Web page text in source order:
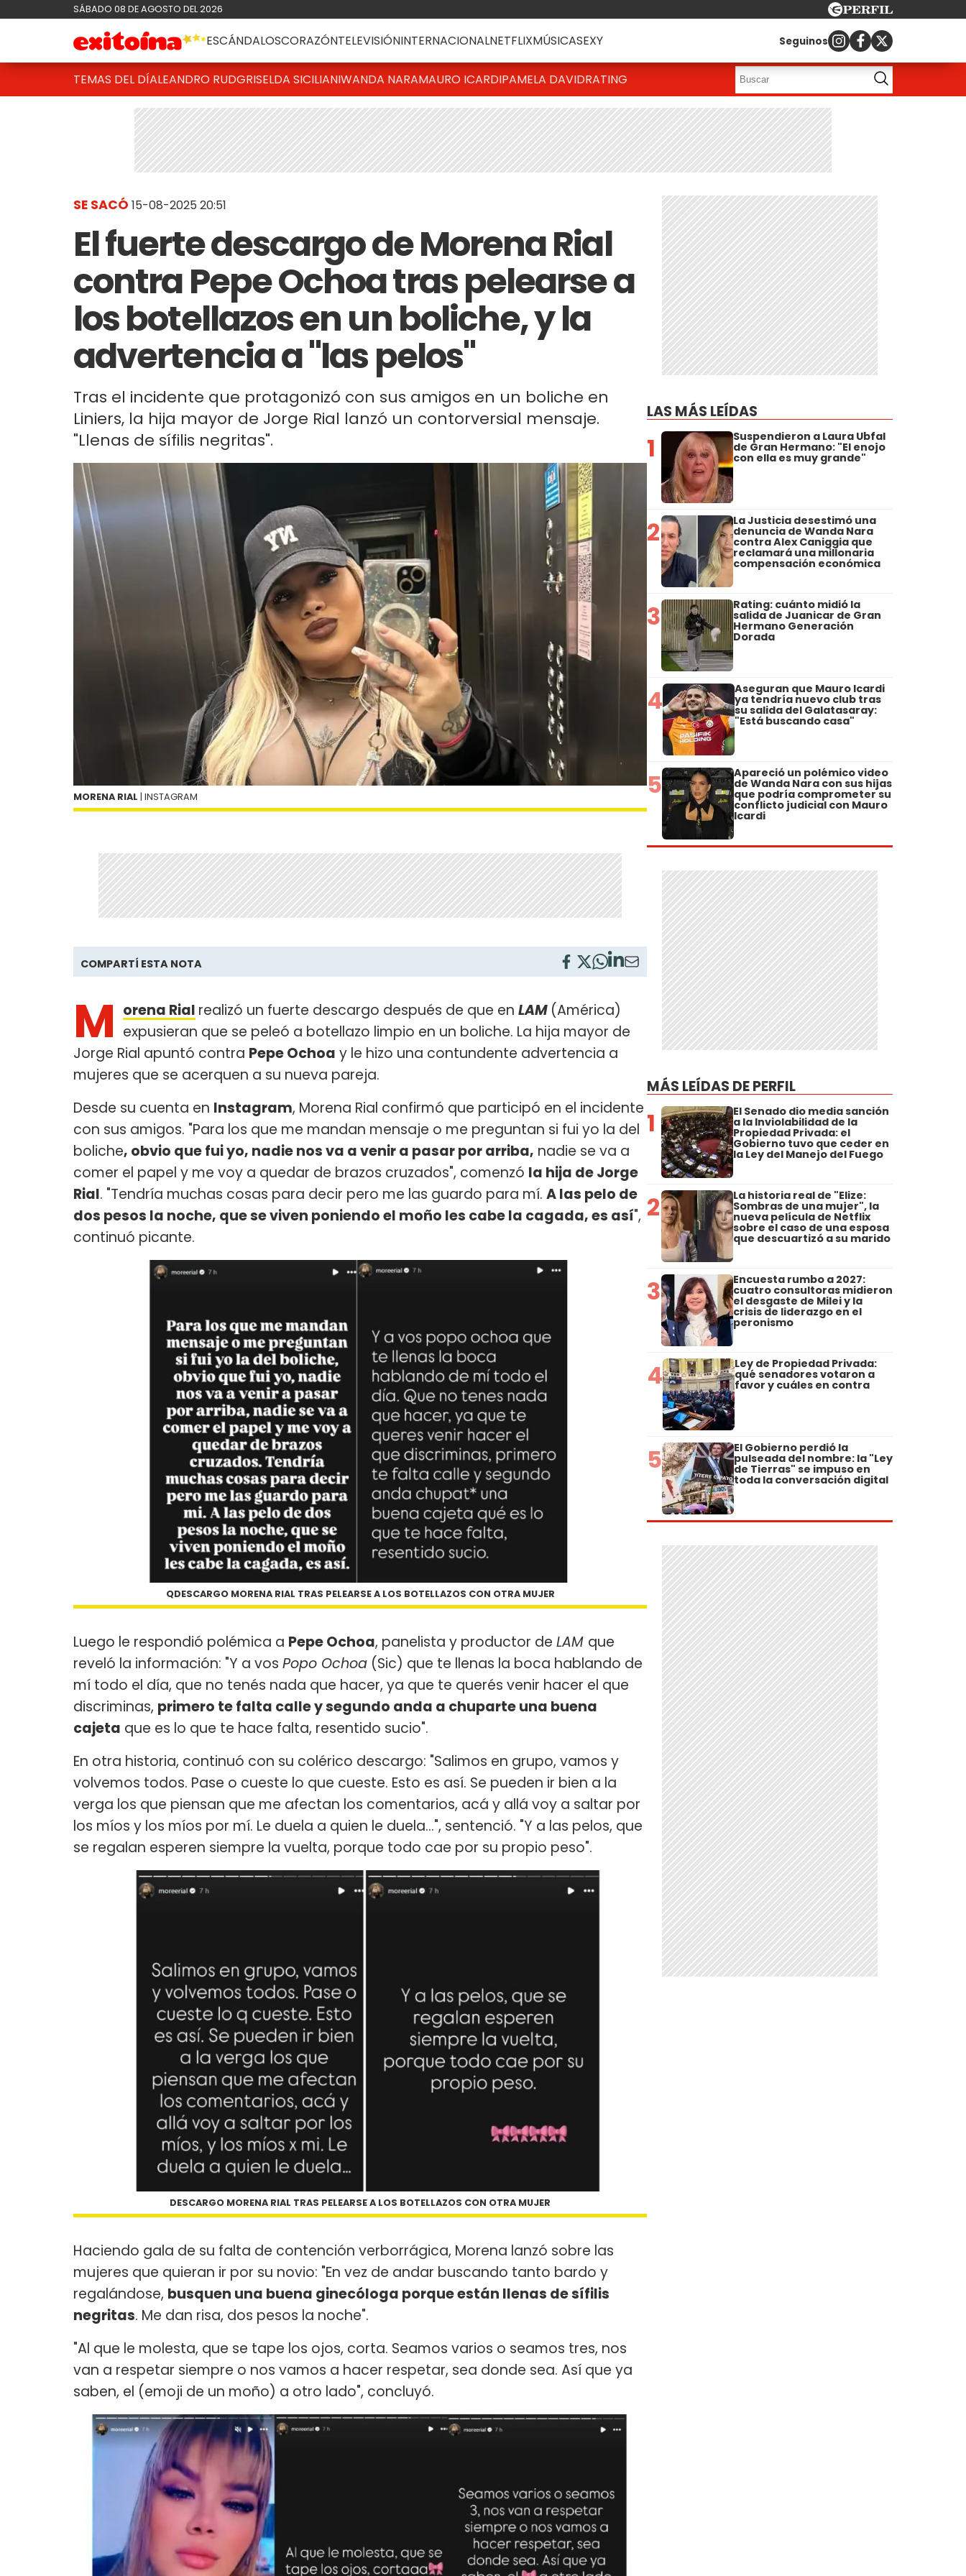
SÁBADO 08 DE AGOSTO DEL 2026
ESCÁNDALOSCORAZÓNTELEVISIÓNINTERNACIONALNETFLIXMÚSICASEXY Seguinos
TEMAS DEL DÍALEANDRO RUDGRISELDA SICILIANIWANDA NARAMAURO ICARDIPAMELA DAVIDRATING
SE SACÓ 15-08-2025 20:51
El fuerte descargo de Morena Rial
contra Pepe Ochoa tras pelearse a
los botellazos en un boliche, y la
advertencia a "las pelos"
Tras el incidente que protagonizó con sus amigos en un boliche en
Liniers, la hija mayor de Jorge Rial lanzó un contorversial mensaje.
"Llenas de sífilis negritas".
MORENA RIAL | INSTAGRAM
COMPARTÍ ESTA NOTA
M orena Rial realizó un fuerte descargo después de que en LAM (América)
expusieran que se peleó a botellazo limpio en un boliche. La hija mayor de
Jorge Rial apuntó contra Pepe Ochoa y le hizo una contundente advertencia a
mujeres que se acerquen a su nueva pareja.
Desde su cuenta en Instagram, Morena Rial confirmó que participó en el incidente
con sus amigos. "Para los que me mandan mensaje o me preguntan si fui yo la del
boliche, obvio que fui yo, nadie nos va a venir a pasar por arriba, nadie se va a
comer el papel y me voy a quedar de brazos cruzados", comenzó la hija de Jorge
Rial. "Tendría muchas cosas para decir pero me las guardo para mí. A las pelo de
dos pesos la noche, que se viven poniendo el moño les cabe la cagada, es así",
continuó picante.
QDESCARGO MORENA RIAL TRAS PELEARSE A LOS BOTELLAZOS CON OTRA MUJER
Luego le respondió polémica a Pepe Ochoa, panelista y productor de LAM que
reveló la información: "Y a vos Popo Ochoa (Sic) que te llenas la boca hablando de
mí todo el día, que no tenés nada que hacer, ya que te querés venir hacer el que
discriminas, primero te falta calle y segundo anda a chuparte una buena
cajeta que es lo que te hace falta, resentido sucio".
En otra historia, continuó con su colérico descargo: "Salimos en grupo, vamos y
volvemos todos. Pase o cueste lo que cueste. Esto es así. Se pueden ir bien a la
verga los que piensan que me afectan los comentarios, acá y allá voy a saltar por
los míos y los míos por mí. Le duela a quien le duela...", sentenció. "Y a las pelos, que
se regalan esperen siempre la vuelta, porque todo cae por su propio peso".
DESCARGO MORENA RIAL TRAS PELEARSE A LOS BOTELLAZOS CON OTRA MUJER
Haciendo gala de su falta de contención verborrágica, Morena lanzó sobre las
mujeres que quieran ir por su novio: "En vez de andar buscando tanto bardo y
regalándose, busquen una buena ginecóloga porque están llenas de sífilis
negritas. Me dan risa, dos pesos la noche".
"Al que le molesta, que se tape los ojos, corta. Seamos varios o seamos tres, nos
van a respetar siempre o nos vamos a hacer respetar, sea donde sea. Así que ya
saben, el (emoji de un moño) a otro lado", concluyó.
LAS MÁS LEÍDAS
1 Suspendieron a Laura Ubfal
de Gran Hermano: "El enojo
con ella es muy grande"
2 La Justicia desestimó una
denuncia de Wanda Nara
contra Alex Caniggia que
reclamará una millonaria
compensación económica
3 Rating: cuánto midió la
salida de Juanicar de Gran
Hermano Generación
Dorada
4 Aseguran que Mauro Icardi
ya tendría nuevo club tras
su salida del Galatasaray:
"Está buscando casa"
5 Apareció un polémico video
de Wanda Nara con sus hijas
que podría comprometer su
conflicto judicial con Mauro
Icardi
MÁS LEÍDAS DE PERFIL
1 El Senado dio media sanción
a la Inviolabilidad de la
Propiedad Privada: el
Gobierno tuvo que ceder en
la Ley del Manejo del Fuego
2 La historia real de "Elize:
Sombras de una mujer", la
nueva película de Netflix
sobre el caso de una esposa
que descuartizó a su marido
3 Encuesta rumbo a 2027:
cuatro consultoras midieron
el desgaste de Milei y la
crisis de liderazgo en el
peronismo
4 Ley de Propiedad Privada:
qué senadores votaron a
favor y cuáles en contra
5 El Gobierno perdió la
pulseada del nombre: la "Ley
de Tierras" se impuso en
toda la conversación digital